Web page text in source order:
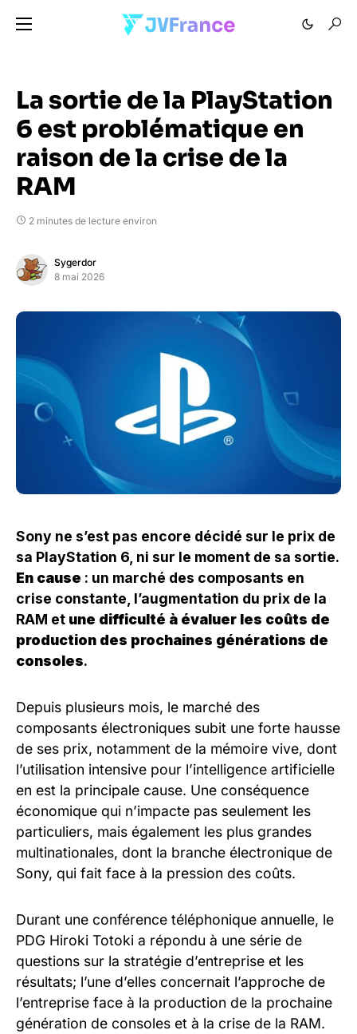
La sortie de la PlayStation
6 est problématique en
raison de la crise de la
RAM
2 minutes de lecture environ
Sygerdor
8 mai 2026
Sony ne s’est pas encore décidé sur le prix de
sa PlayStation 6, ni sur le moment de sa sortie.
En cause : un marché des composants en
crise constante, l’augmentation du prix de la
RAM et une difficulté à évaluer les coûts de
production des prochaines générations de
consoles.
Depuis plusieurs mois, le marché des
composants électroniques subit une forte hausse
de ses prix, notamment de la mémoire vive, dont
l’utilisation intensive pour l’intelligence artificielle
en est la principale cause. Une conséquence
économique qui n’impacte pas seulement les
particuliers, mais également les plus grandes
multinationales, dont la branche électronique de
Sony, qui fait face à la pression des coûts.
Durant une conférence téléphonique annuelle, le
PDG Hiroki Totoki a répondu à une série de
questions sur la stratégie d’entreprise et les
résultats; l’une d’elles concernait l’approche de
l’entreprise face à la production de la prochaine
génération de consoles et à la crise de la RAM.